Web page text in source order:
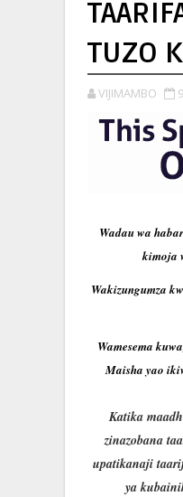
TUZO
VIJIMAMBO
Wadau wa
kimoja
Wakizungumza
Wamesema
Maisha yao
Katika
zinazobana
upatikanaji
ya